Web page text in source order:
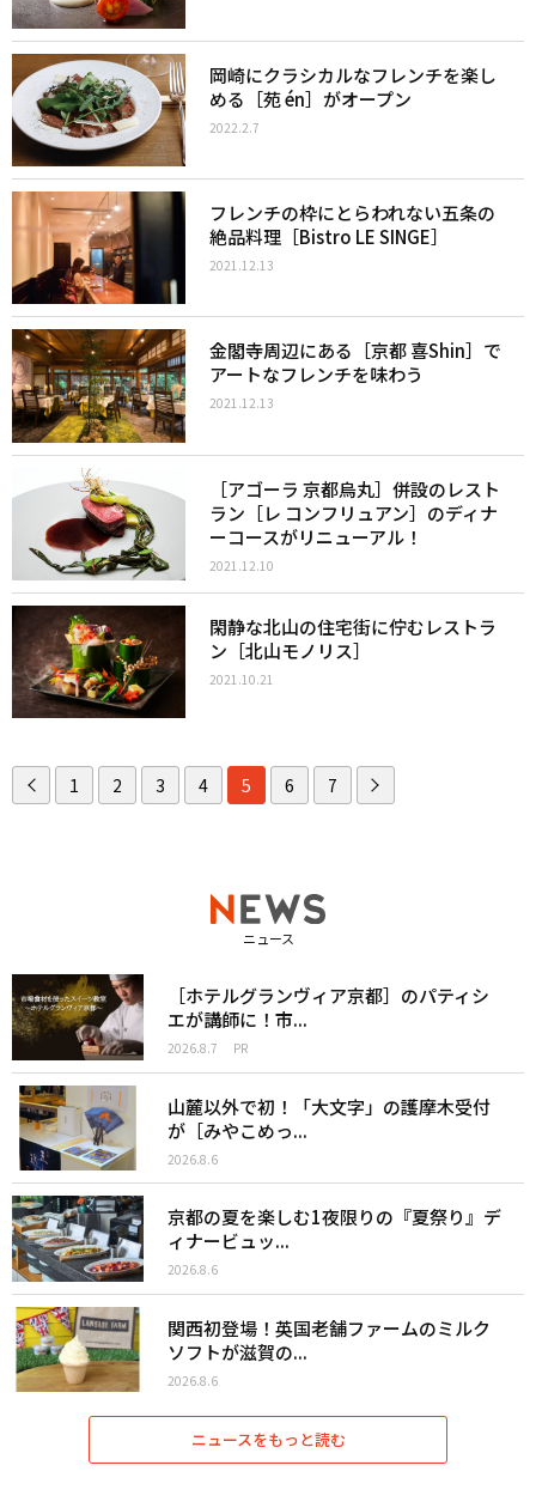
岡崎にクラシカルなフレンチを楽し
める［苑 én］がオープン
2022.2.7
フレンチの枠にとらわれない五条の
絶品料理［Bistro LE SINGE］
2021.12.13
金閣寺周辺にある［京都 喜Shin］で
アートなフレンチを味わう
2021.12.13
［アゴーラ 京都烏丸］併設のレスト
ラン［レ コンフリュアン］のディナ
ーコースがリニューアル！
2021.12.10
閑静な北山の住宅街に佇むレストラ
ン［北山モノリス］
2021.10.21
1 2 3 4 5 6 7
ニュース
［ホテルグランヴィア京都］のパティシ
エが講師に！市...
2026.8.7 PR
山麓以外で初！「大文字」の護摩木受付
が［みやこめっ...
2026.8.6
京都の夏を楽しむ1夜限りの『夏祭り』デ
ィナービュッ...
2026.8.6
関西初登場！英国老舗ファームのミルク
ソフトが滋賀の...
2026.8.6
ニュースをもっと読む